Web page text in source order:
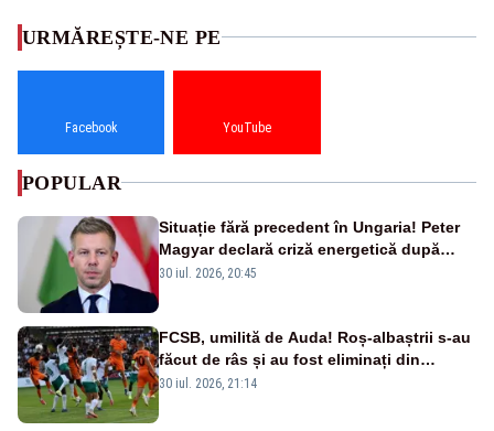
URMĂREȘTE-NE PE
Facebook YouTube
POPULAR
Situație fără precedent în Ungaria! Peter
Magyar declară criză energetică după
oprirea centralei de la Paks
30 iul. 2026, 20:45
FCSB, umilită de Auda! Roș-albaștrii s-au
făcut de râs și au fost eliminați din
Conference League
30 iul. 2026, 21:14